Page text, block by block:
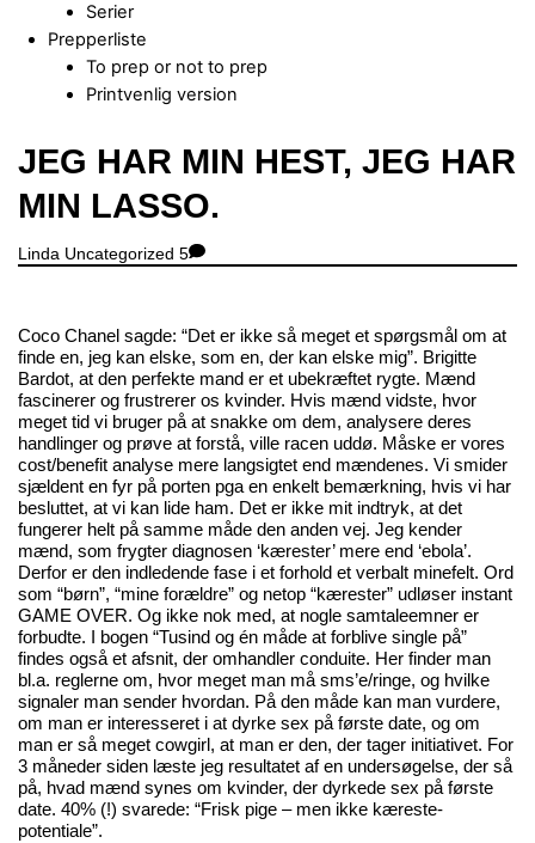
Serier
Prepperliste
To prep or not to prep
Printvenlig version
Close
Menu
JEG HAR MIN HEST, JEG HAR
MIN LASSO.
Linda Uncategorized 5
Coco Chanel sagde: “Det er ikke så meget et spørgsmål om at
finde en, jeg kan elske, som en, der kan elske mig”. Brigitte
Bardot, at den perfekte mand er et ubekræftet rygte. Mænd
fascinerer og frustrerer os kvinder. Hvis mænd vidste, hvor
meget tid vi bruger på at snakke om dem, analysere deres
handlinger og prøve at forstå, ville racen uddø. Måske er vores
cost/benefit analyse mere langsigtet end mændenes. Vi smider
sjældent en fyr på porten pga en enkelt bemærkning, hvis vi har
besluttet, at vi kan lide ham. Det er ikke mit indtryk, at det
fungerer helt på samme måde den anden vej. Jeg kender
mænd, som frygter diagnosen ‘kærester’ mere end ‘ebola’.
Derfor er den indledende fase i et forhold et verbalt minefelt. Ord
som “børn”, “mine forældre” og netop “kærester” udløser instant
GAME OVER. Og ikke nok med, at nogle samtaleemner er
forbudte. I bogen “Tusind og én måde at forblive single på”
findes også et afsnit, der omhandler conduite. Her finder man
bl.a. reglerne om, hvor meget man må sms’e/ringe, og hvilke
signaler man sender hvordan. På den måde kan man vurdere,
om man er interesseret i at dyrke sex på første date, og om
man er så meget cowgirl, at man er den, der tager initiativet. For
3 måneder siden læste jeg resultatet af en undersøgelse, der så
på, hvad mænd synes om kvinder, der dyrkede sex på første
date. 40% (!) svarede: “Frisk pige – men ikke kæreste-
potentiale”.